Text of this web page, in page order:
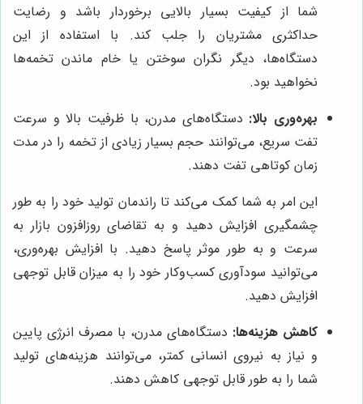
شما از کیفیت بسیار بالایی برخوردار باشد و رضایت
حداکثری مشتریان را جلب کند. با استفاده از این
دستگاه‌ها، دیگر نگران سوختن یا خام ماندن تخمه‌ها
نخواهید بود.
بهره‌وری بالا: دستگاه‌های مدرن، با ظرفیت بالا و سرعت
تفت سریع، می‌توانند حجم بسیار زیادی از تخمه را در مدت
زمان کوتاهی تفت دهند.
این امر به شما کمک می‌کند تا راندمان تولید خود را به طور
چشمگیری افزایش دهید و به تقاضای روزافزون بازار به
سرعت و به طور موثر پاسخ دهید. با افزایش بهره‌وری،
می‌توانید سودآوری کسب‌وکار خود را به میزان قابل توجهی
افزایش دهید.
کاهش هزینه‌ها: دستگاه‌های مدرن، با مصرف انرژی پایین
و نیاز به نیروی انسانی کمتر، می‌توانند هزینه‌های تولید
شما را به طور قابل توجهی کاهش دهند.